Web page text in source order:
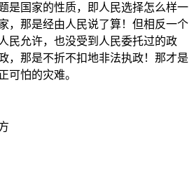
是国家的性质，即人民选择怎么样一
，那是经由人民说了算！但相反一个
民允许，也没受到人民委托过的政
，那是不折不扣地非法执政！那才是
可怕的灾难。